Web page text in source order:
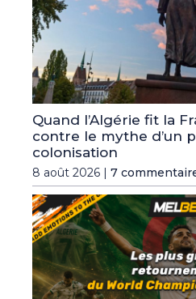
Quand l’Algérie fit la
contre le mythe d’un
colonisation
8 août 2026 | 7